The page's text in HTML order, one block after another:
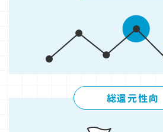
総還元性向